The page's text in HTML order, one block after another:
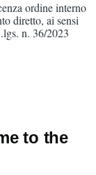
ordine interno
diretto, ai sensi
n. 36/2023
to the